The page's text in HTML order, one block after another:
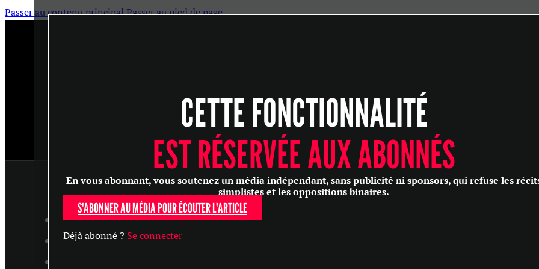
Passer au contenu principalPasser au pied de page
SANTÉ
PHILOSOPHIE
CULTURE
SOCIÉTÉ
ARTICLES
MASTERCLASS
CETTE FONCTIONNALITÉ
EST RÉSERVÉE AUX ABONNÉS
En vous abonnant, vous soutenez un média indépendant, sans publicité ni sponsors, qui refuse les
simplistes et les oppositions binaires.
S'ABONNER AU MÉDIA POUR ÉCOUTER L'ARTICLE
Déjà abonné ? Se connecter